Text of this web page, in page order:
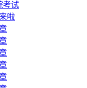
考试
啦